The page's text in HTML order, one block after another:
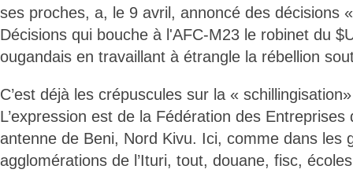
ses proches, a, le 9 avril, annoncé des décisions
Décisions qui bouche à l'AFC-M23 le robinet du
ougandais en travaillant à étrangle la rébellion
C’est déjà les crépuscules sur la «
L’expression est de la Fédération des Entreprises
antenne de Beni, Nord Kivu. Ici, comme dans les
agglomérations de l’Ituri, tout, douane, fisc,